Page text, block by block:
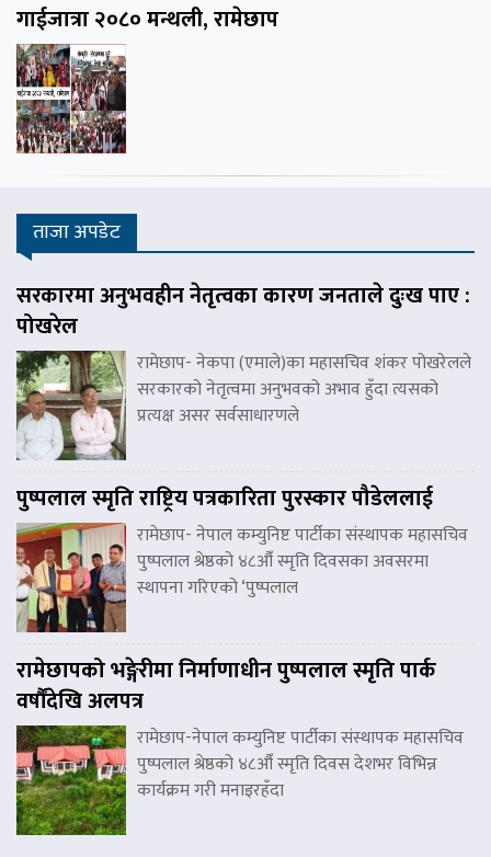
गाईजात्रा २०८० मन्थली, रामेछाप
ताजा अपडेट
सरकारमा अनुभवहीन नेतृत्वका कारण जनताले दुःख पाए :
पोखरेल
रामेछाप- नेकपा (एमाले)का महासचिव शंकर पोखरेलले
सरकारको नेतृत्वमा अनुभवको अभाव हुँदा त्यसको
प्रत्यक्ष असर सर्वसाधारणले
पुष्पलाल स्मृति राष्ट्रिय पत्रकारिता पुरस्कार पौडेललाई
रामेछाप- नेपाल कम्युनिष्ट पार्टीका संस्थापक महासचिव
पुष्पलाल श्रेष्ठको ४८औँ स्मृति दिवसका अवसरमा
स्थापना गरिएको ‘पुष्पलाल
रामेछापको भङ्गेरीमा निर्माणाधीन पुष्पलाल स्मृति पार्क
वर्षौंदेखि अलपत्र
रामेछाप-नेपाल कम्युनिष्ट पार्टीका संस्थापक महासचिव
पुष्पलाल श्रेष्ठको ४८औँ स्मृति दिवस देशभर विभिन्न
कार्यक्रम गरी मनाइरहँदा